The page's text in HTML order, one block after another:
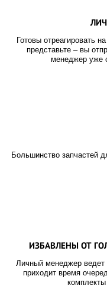
Готовы отреагировать
представьте – вы
менеджер уже
Большинство запчастей
ИЗБАВЛЕНЫ ОТ
Личный менеджер ведет
приходит время